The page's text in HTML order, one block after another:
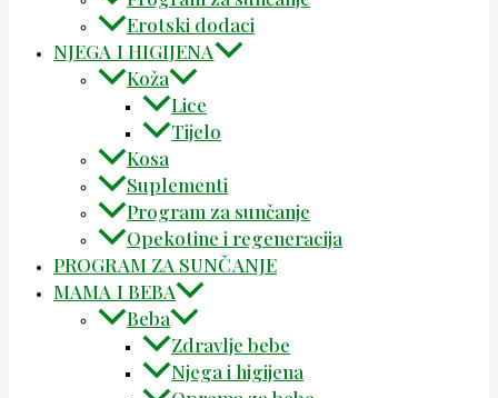
Erotski dodaci
NJEGA I HIGIJENA
Koža
Lice
Tijelo
Kosa
Suplementi
Program za sunčanje
Opekotine i regeneracija
PROGRAM ZA SUNČANJE
MAMA I BEBA
Beba
Zdravlje bebe
Njega i higijena